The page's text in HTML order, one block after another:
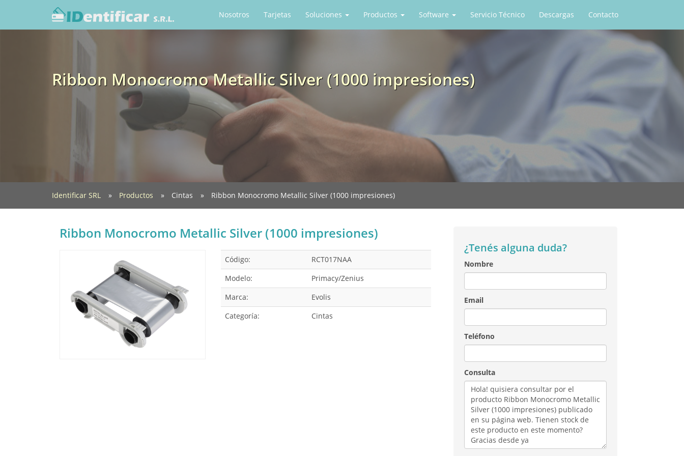
Nosotros Tarjetas Soluciones Productos Software Servicio Técnico Descargas Contacto
Ribbon Monocromo Metallic Silver (1000 impresiones)
Identificar SRL Productos Cintas Ribbon Monocromo Metallic Silver (1000 impresiones)
Ribbon Monocromo Metallic Silver (1000 impresiones)
Código:
RCT017NAA
Modelo:
Primacy/Zenius
Marca:
Evolis
Categoría:
Cintas
¿Tenés alguna duda?
Nombre
Email
Teléfono
Consulta